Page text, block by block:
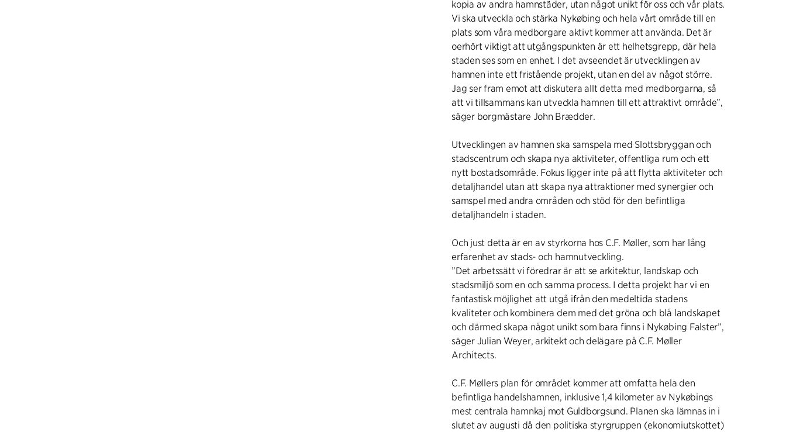
kopia av andra hamnstäder, utan något unikt för oss och vår plats.
Vi ska utveckla och stärka Nykøbing och hela vårt område till en
plats som våra medborgare aktivt kommer att använda. Det är
oerhört viktigt att utgångspunkten är ett helhetsgrepp, där hela
staden ses som en enhet. I det avseendet är utvecklingen av
hamnen inte ett fristående projekt, utan en del av något större.
Jag ser fram emot att diskutera allt detta med medborgarna, så
att vi tillsammans kan utveckla hamnen till ett attraktivt område”,
säger borgmästare John Brædder.
Utvecklingen av hamnen ska samspela med Slottsbryggan och
stadscentrum och skapa nya aktiviteter, offentliga rum och ett
nytt bostadsområde. Fokus ligger inte på att flytta aktiviteter och
detaljhandel utan att skapa nya attraktioner med synergier och
samspel med andra områden och stöd för den befintliga
detaljhandeln i staden.
Och just detta är en av styrkorna hos C.F. Møller, som har lång
erfarenhet av stads- och hamnutveckling.
”Det arbetssätt vi föredrar är att se arkitektur, landskap och
stadsmiljö som en och samma process. I detta projekt har vi en
fantastisk möjlighet att utgå ifrån den medeltida stadens
kvaliteter och kombinera dem med det gröna och blå landskapet
och därmed skapa något unikt som bara finns i Nykøbing Falster”,
säger Julian Weyer, arkitekt och delägare på C.F. Møller
Architects.
C.F. Møllers plan för området kommer att omfatta hela den
befintliga handelshamnen, inklusive 1,4 kilometer av Nykøbings
mest centrala hamnkaj mot Guldborgsund. Planen ska lämnas in i
slutet av augusti då den politiska styrgruppen (ekonomiutskottet)